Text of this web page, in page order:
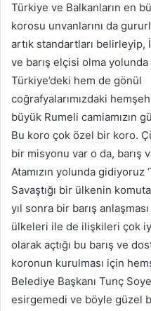
Türkiye ve Balkanların en
korosu unvanlarını da
artık standartları belirleyip,
ve barış elçisi olma
Türkiye’deki hem de gönül
coğrafyalarımızdaki
büyük Rumeli camiamızın
Bu koro çok özel bir koro.
bir misyonu var o da, barış
Atamızın yolunda gidiyoruz
Savaştığı bir ülkenin
yıl sonra bir barış
ülkeleri ile de ilişkileri çok
olarak açtığı bu barış ve
koronun kurulması için
Belediye Başkanı Tunç
esirgemedi ve böyle güzel